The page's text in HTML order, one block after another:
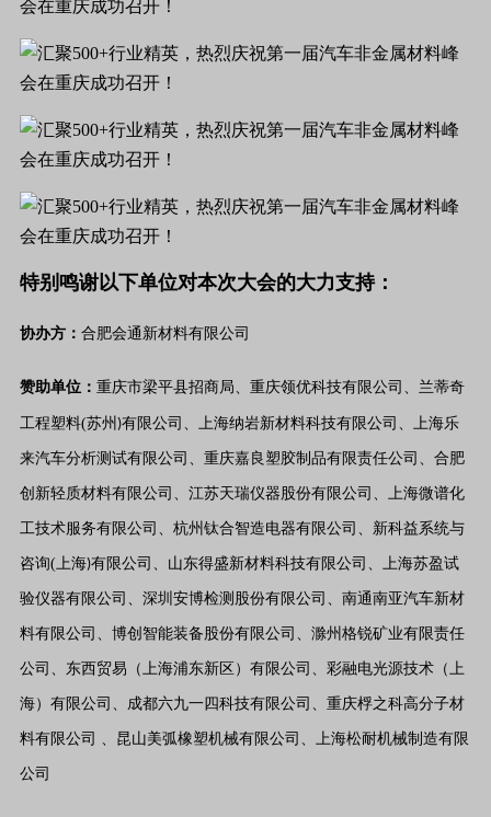
特别鸣谢以下单位对本次大会的大力支持：
协办方： 合肥会通新材料有限公司
赞助单位： 重庆市梁平县招商局、 重庆领优科技有限公司、 兰蒂奇
工程塑料(苏州 )有限公司、 上海纳岩新材料科技有限公司、 上海乐
来汽车分析测试有限公司、 重庆嘉良塑胶制品有限责任公司、 合肥
创新轻质材料有限公司、 江苏天瑞仪器股份有限公司、 上海微谱化
工技术服务有限公司、 杭州钛合智造电器有限公司、 新科益系统与
咨询(上海)有限公司、 山东得盛新材料科技有限公司、 上海苏盈试
验仪器有限公司、 深圳安博检测股份有限公司、 南通南亚汽车新材
料有限公司、 博创智能装备股份有限公司、 滁州格锐矿业有限责任
公司、 东西贸易（上海浦东新区）有限公司、 彩融电光源技术（上
海）有限公司、成都六九一四科技有限公司、重庆桴之科高分子材
料有限公司 、昆山美弧橡塑机械有限公司、上海松耐机械制造有限
公司